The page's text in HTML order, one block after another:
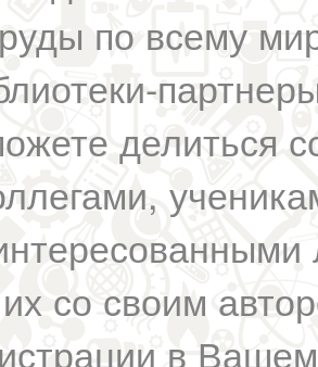
по всему
делиться
их со своим
в